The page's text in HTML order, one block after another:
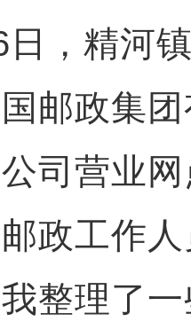
精河镇
邮政集
司营业
政工作
整理了